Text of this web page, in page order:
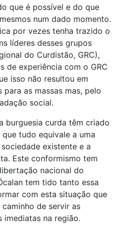
que é possível e do que
num dado momento.
por vezes tenha trazido o
líderes desses grupos
do Curdistão, GRC),
de experiência com o GRC
isso não resultou em
as massas mas, pelo
social.
burguesia curda têm criado
tudo equivale a uma
existente e a
Este conformismo tem
nacional do
tem tido tanto essa
com esta situação que
de servir as
imediatas na região.